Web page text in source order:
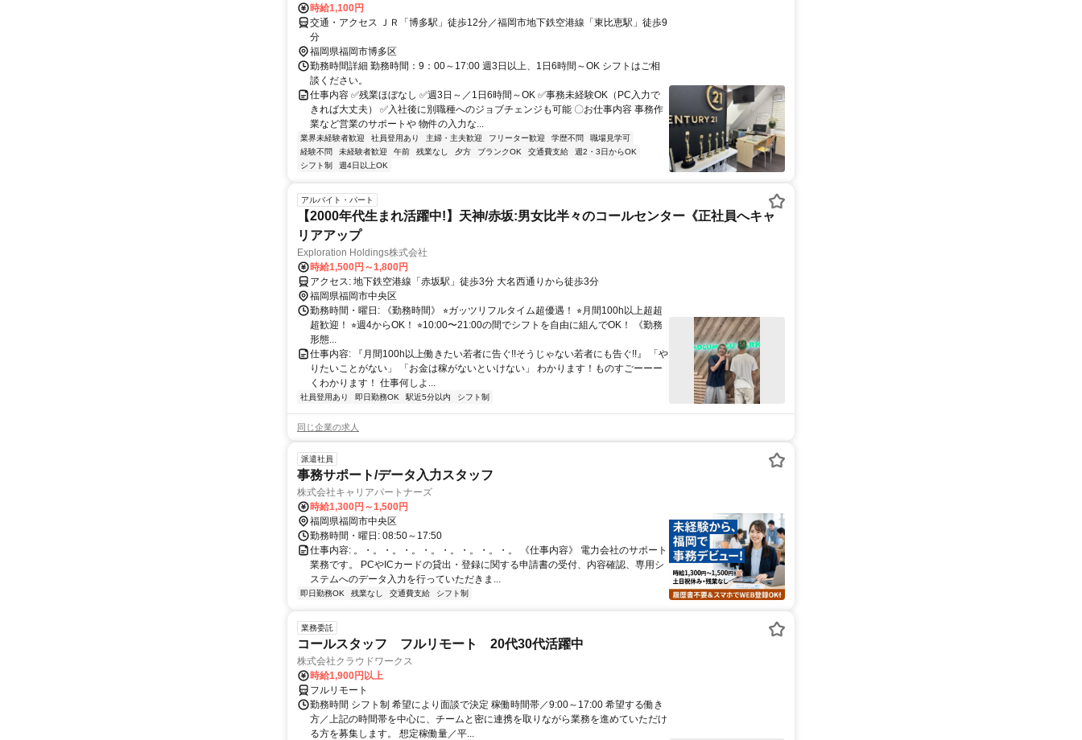
時給1,100円
交通・アクセス ＪＲ「博多駅」徒歩12分／福岡市地下鉄空港線「東比恵駅」徒歩9
分
福岡県福岡市博多区
勤務時間詳細 勤務時間：9：00～17:00 週3日以上、1日6時間～OK シフトはご相
談ください。
仕事内容 ✅残業ほぼなし ✅週3日～／1日6時間～OK ✅事務未経験OK（PC入力で
きれば大丈夫） ✅入社後に別職種へのジョブチェンジも可能 〇お仕事内容 事務作
業など営業のサポートや 物件の入力な...
業界未経験者歓迎 社員登用あり 主婦・主夫歓迎 フリーター歓迎 学歴不問
職場見学可
経験不問
未経験者歓迎 午前 残業なし 夕方 ブランクOK 交通費支給
週2・3日からOK
シフト制
週4日以上OK
アルバイト・パート
【2000年代生まれ活躍中!】天神/赤坂:男女比半々のコールセンター《正社員へキャ
リアアップ
Exploration Holdings株式会社
時給1,500円～1,800円
アクセス: 地下鉄空港線「赤坂駅」徒歩3分 大名西通りから徒歩3分
福岡県福岡市中央区
勤務時間・曜日: 《勤務時間》 ⭐︎ガッツリフルタイム超優遇！ ⭐︎月間100h以上超超
超歓迎！ ⭐︎週4からOK！ ⭐︎10:00〜21:00の間でシフトを自由に組んでOK！ 《勤務
形態...
仕事内容: 『月間100h以上働きたい若者に告ぐ!!そうじゃない若者にも告ぐ!!』 「や
りたいことがない」 「お金は稼がないといけない」 わかります！ものすごーーー
くわかります！ 仕事何しよ...
社員登用あり 即日勤務OK 駅近5分以内 シフト制
同じ企業の求人
派遣社員
事務サポート/データ入力スタッフ
株式会社キャリアパートナーズ
時給1,300円～1,500円
福岡県福岡市中央区
勤務時間・曜日: 08:50～17:50
仕事内容: 。・。・。・。・。・。・。・。・。 《仕事内容》 電力会社のサポート
業務です。 PCやICカードの貸出・登録に関する申請書の受付、内容確認、専用シ
ステムへのデータ入力を行っていただきま...
即日勤務OK 残業なし 交通費支給 シフト制
業務委託
コールスタッフ フルリモート 20代30代活躍中
株式会社クラウドワークス
時給1,900円以上
フルリモート
勤務時間 シフト制 希望により面談で決定 稼働時間帯／9:00～17:00 希望する働き
方／上記の時間帯を中心に、チームと密に連携を取りながら業務を進めていただけ
る方を募集します。 想定稼働量／平...